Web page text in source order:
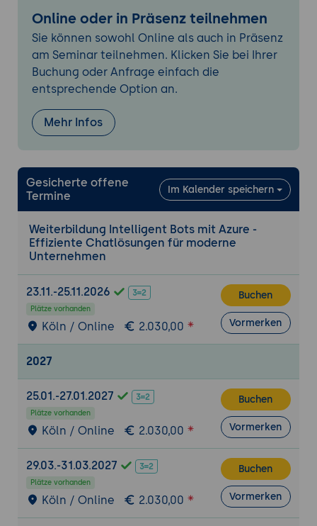
Processing (NLP) in Bot-Anwendungen
Einrichtung und Training von Language
Understanding (LUIS)-Modellen
Integration von LUIS in den Dialogfluss zur
Verbesserung der Benutzerinteraktion
Optimierung von Sprachmodellen für
präzisere Intents- und Entity-Erkennung
Einsatz von Azure Speech-to-Text zur
Echtzeit-Spracherkennung
Nutzung von Azure Text-to-Speech für
natürliche Sprachsynthese
Integration von Sprachdiensten in Bot-
Anpassung der Sprachparameter zur
Optimierung der User Experience
Entwicklung und Testverfahren
Erstellung von Bot-Dialogen und
Implementierung von Logik mit dem Azure
Bot Framework
Einsatz von Tools zur Simulation und
Testautomatisierung
End-Tests
Strategien zur Fehlerdiagnose und
kontinuierlichen Verbesserung
Online oder in Präsenz teilnehmen
Sie können sowohl Online als auch in Präsenz
am Seminar teilnehmen. Klicken Sie bei Ihrer
Buchung oder Anfrage einfach die
entsprechende Option an.
Mehr Infos
Gesicherte offene
Termine
Im Kalender speichern
Weiterbildung Intelligent Bots mit Azure -
Effiziente Chatlösungen für moderne
Unternehmen
23.11.-25.11.2026
Plätze vorhanden
Köln / Online 2.030,00
Buchen
Vormerken
2027
25.01.-27.01.2027
Plätze vorhanden
Köln / Online 2.030,00
Buchen
Vormerken
29.03.-31.03.2027
Plätze vorhanden
Köln / Online 2.030,00
Buchen
Vormerken